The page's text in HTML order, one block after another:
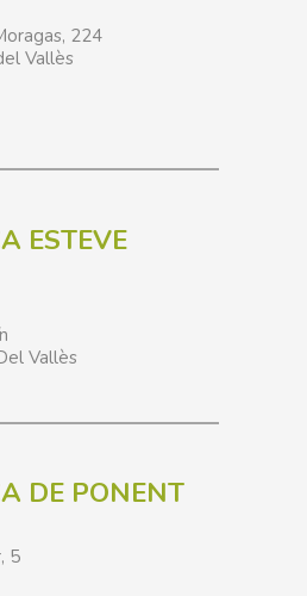
224
Vallès
ESTEVE
Vallès
DE PONENT
5